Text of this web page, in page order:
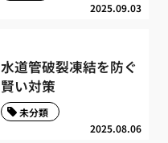
2025.09.03
水道管破裂凍結を防ぐ
賢い対策
2025.08.06
未分類